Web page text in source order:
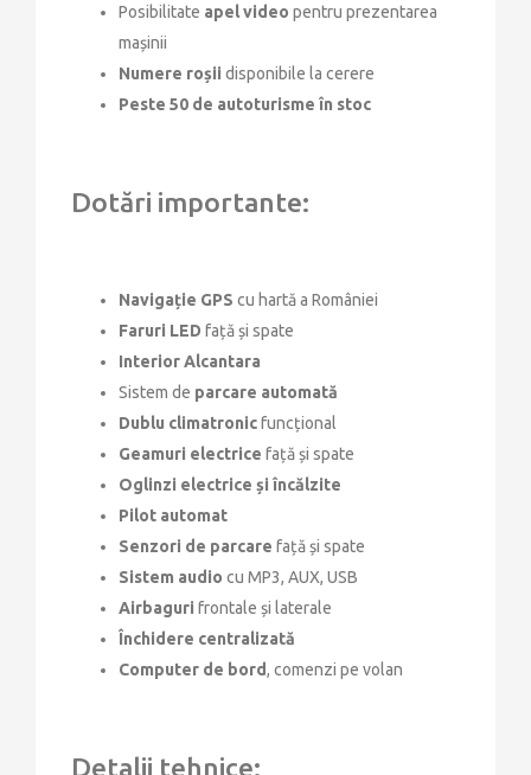
Posibilitate apel video pentru prezentarea
mașinii
Numere roșii disponibile la cerere
Peste 50 de autoturisme în stoc
Dotări importante:
Navigație GPS cu hartă a României
Faruri LED față și spate
Interior Alcantara
Sistem de parcare automată
Dublu climatronicfuncțional
Geamuri electrice față și spate
Oglinzi electrice și încălzite
Pilot automat
Senzori de parcare față și spate
Sistem audio cu MP3, AUX, USB
Airbaguri frontale și laterale
Închidere centralizată
Computer de bord, comenzi pe volan
Detalii tehnice: